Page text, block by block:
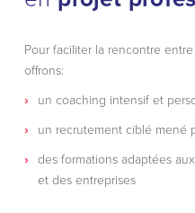
Pour faciliter la rencontre
offrons:
un coaching intensif et
un recrutement ciblé mené
des formations adaptées
et des entreprises